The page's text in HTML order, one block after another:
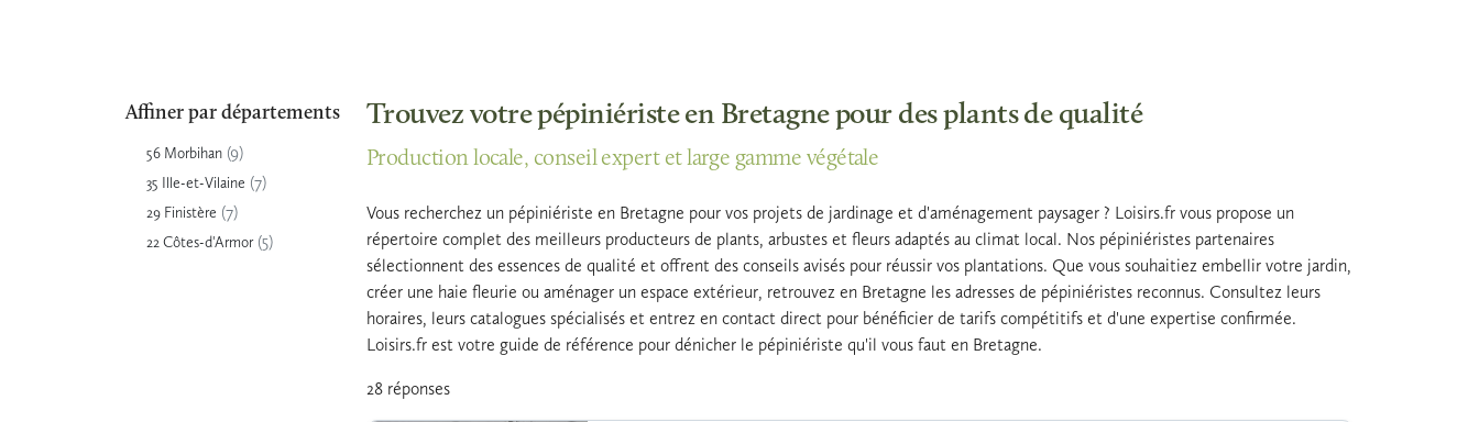
Affiner par départements
56 Morbihan (9)
35 Ille-et-Vilaine (7)
29 Finistère (7)
22 Côtes-d'Armor(5)
Trouvez votre pépiniériste en Bretagne pour des plants de qualité
Production locale, conseil expert et large gamme végétale
Vous recherchez un pépiniériste en Bretagne pour vos projets de jardinage et d'aménagement paysager ? Loisirs.fr vous propose un
répertoire complet des meilleurs producteurs de plants, arbustes et fleurs adaptés au climat local. Nos pépiniéristes partenaires
sélectionnent des essences de qualité et offrent des conseils avisés pour réussir vos plantations. Que vous souhaitiez embellir votre jardin,
créer une haie fleurie ou aménager un espace extérieur, retrouvez en Bretagne les adresses de pépiniéristes reconnus. Consultez leurs
horaires, leurs catalogues spécialisés et entrez en contact direct pour bénéficier de tarifs compétitifs et d'une expertise confirmée.
Loisirs.fr est votre guide de référence pour dénicher le pépiniériste qu'il vous faut en Bretagne.
28 réponses